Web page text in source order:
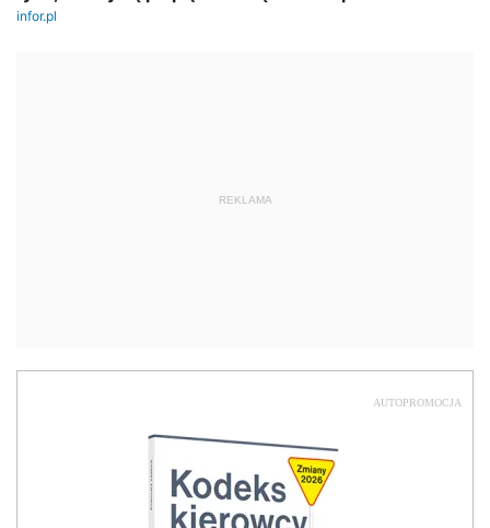
REKLAMA
AUTOPROMOCJA